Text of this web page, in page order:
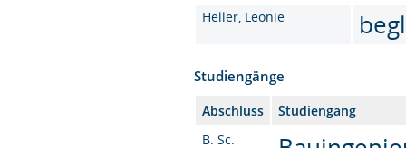
Heller, Leonie
Studiengänge
Abschluss
Studiengang
B. Sc.